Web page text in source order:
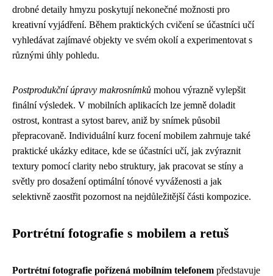
drobné detaily hmyzu poskytují nekonečné možnosti pro
kreativní vyjádření. Během praktických cvičení se účastníci učí
vyhledávat zajímavé objekty ve svém okolí a experimentovat s
různými úhly pohledu.
Postprodukční úpravy makrosnímků mohou výrazně vylepšit
finální výsledek. V mobilních aplikacích lze jemně doladit
ostrost, kontrast a sytost barev, aniž by snímek působil
přepracovaně. Individuální kurz focení mobilem zahrnuje také
praktické ukázky editace, kde se účastníci učí, jak zvýraznit
textury pomocí clarity nebo struktury, jak pracovat se stíny a
světly pro dosažení optimální tónové vyváženosti a jak
selektivně zaostřit pozornost na nejdůležitější části kompozice.
Portrétní fotografie s mobilem a retuš
Portrétní fotografie pořízená mobilním telefonem představuje